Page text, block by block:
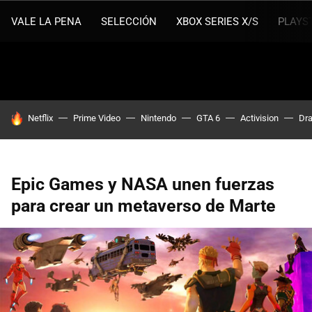
VALE LA PENA SELECCIÓN XBOX SERIES X/S
HOY SE HABLA DE
Netflix Prime Video Nintendo GTA 6 Activision
Epic Games y NASA unen fuerzas
para crear un metaverso de Marte